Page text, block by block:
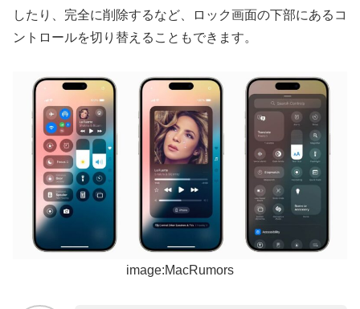
したり、完全に削除するなど、ロック画面の下部にあるコ
ントロールを切り替えることもできます。
image:MacRumors